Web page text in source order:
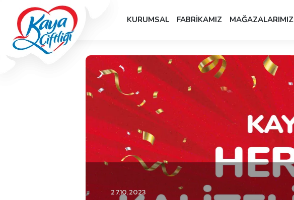
KURUMSAL FABRİKAMIZ MAĞAZALARIMIZ
27.10.2023